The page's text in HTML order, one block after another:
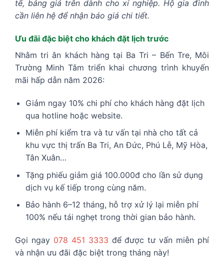
tế, bảng giá trên dành cho xí nghiệp. Hộ gia đình
cần liên hệ để nhận báo giá chi tiết.
Ưu đãi đặc biệt cho khách đặt lịch trước
Nhằm tri ân khách hàng tại Ba Tri – Bến Tre, Môi
Trường Minh Tâm triển khai chương trình khuyến
mãi hấp dẫn năm 2026:
Giảm ngay 10% chi phí cho khách hàng đặt lịch
qua hotline hoặc website.
Miễn phí kiểm tra và tư vấn tại nhà cho tất cả
khu vực thị trấn Ba Tri, An Đức, Phú Lễ, Mỹ Hòa,
Tân Xuân…
Tặng phiếu giảm giá 100.000đ cho lần sử dụng
dịch vụ kế tiếp trong cùng năm.
Bảo hành 6–12 tháng, hỗ trợ xử lý lại miễn phí
100% nếu tái nghẹt trong thời gian bảo hành.
Gọi ngay 078 451 3333 để được tư vấn miễn phí
và nhận ưu đãi đặc biệt trong tháng này!